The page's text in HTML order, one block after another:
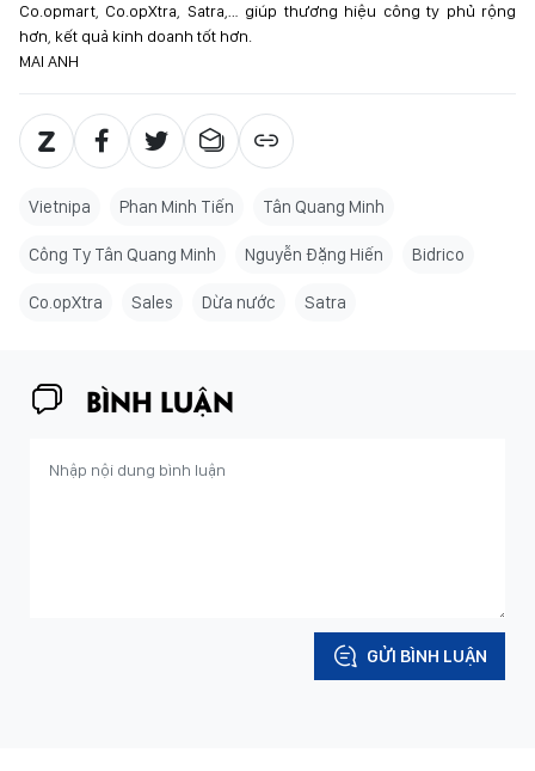
Co.opmart, Co.opXtra, Satra,… giúp thương hiệu công ty phủ rộng
hơn, kết quả kinh doanh tốt hơn.
MAI ANH
Vietnipa Phan Minh Tiến Tân Quang Minh
Công Ty Tân Quang Minh Nguyễn Đặng Hiến Bidrico
Co.opXtra Sales Dừa nước Satra
BÌNH LUẬN
GỬI BÌNH LUẬN